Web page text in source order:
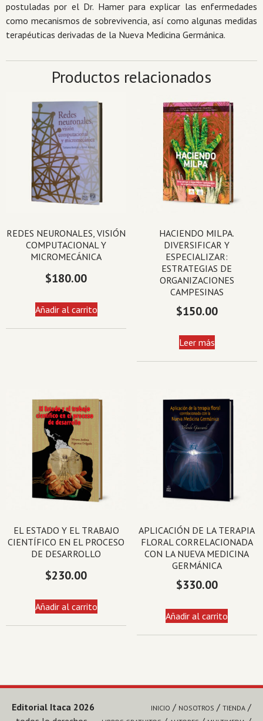
postuladas por el Dr. Hamer para explicar las enfermedades
como mecanismos de sobrevivencia, así como algunas medidas
terapéuticas derivadas de la Nueva Medicina Germánica.
Productos relacionados
REDES NEURONALES, VISIÓN
COMPUTACIONAL Y
MICROMECÁNICA
$180.00
Añadir al carrito
HACIENDO MILPA.
DIVERSIFICAR Y
ESPECIALIZAR:
ESTRATEGIAS DE
ORGANIZACIONES
CAMPESINAS
$150.00
Leer más
EL ESTADO Y EL TRABAJO
CIENTÍFICO EN EL PROCESO
DE DESARROLLO
$230.00
Añadir al carrito
APLICACIÓN DE LA TERAPIA
FLORAL CORRELACIONADA
CON LA NUEVA MEDICINA
GERMÁNICA
$330.00
Añadir al carrito
Editorial Itaca 2026
INICIO NOSOTROS
TIENDA